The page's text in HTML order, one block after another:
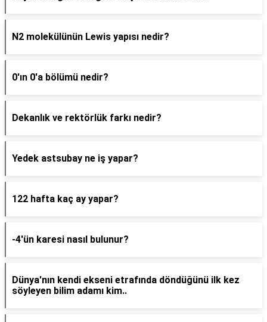
N2 molekülünün Lewis yapısı nedir?
0'ın 0'a bölümü nedir?
Dekanlık ve rektörlük farkı nedir?
Yedek astsubay ne iş yapar?
122 hafta kaç ay yapar?
-4'ün karesi nasıl bulunur?
Dünya'nın kendi ekseni etrafında döndüğünü ilk kez
söyleyen bilim adamı kim..